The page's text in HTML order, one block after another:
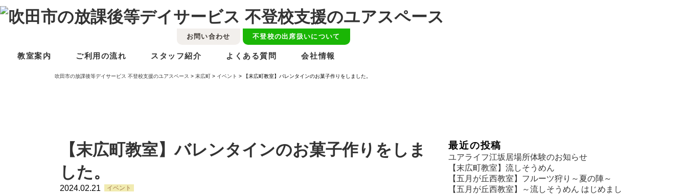
お問い合わせ 不登校の出席扱いについて
教室案内 ご利用の流れ スタッフ紹介 よくある質問 会社情報
吹田市の放課後等デイサービス 不登校支援のユアスペース > 末広町 > イベント > 【末広町教室】バレンタインのお菓子作りをしました。
【末広町教室】バレンタインのお菓子作りをしま
した。
2024.02.21 イベント
最近の投稿
ユアライフ江坂居場所体験のお知らせ
【末広町教室】流しそうめん
【五月が丘西教室】フルーツ狩り～夏の陣～
【五月が丘西教室】～流しそうめん はじめまし